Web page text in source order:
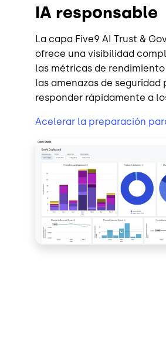
IA responsable
La capa Five9 AI Trust &
ofrece una visibilidad
las métricas de
las amenazas de seguridad
responder rápidamente a
Acelerar la preparación
Imagen